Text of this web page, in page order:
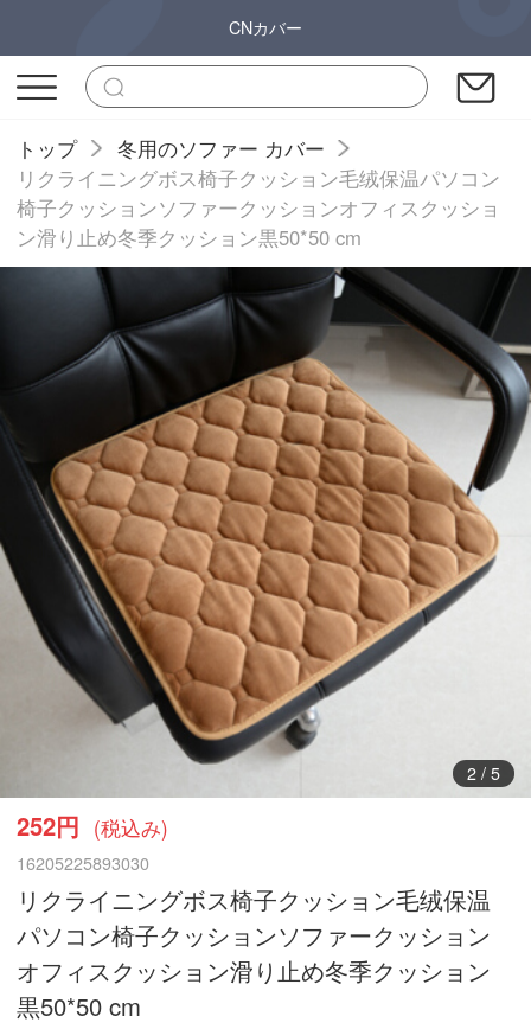
CNカバー
トップ
冬用のソファー カバー
リクライニングボス椅子クッション毛绒保温パソコン
椅子クッションソファークッションオフィスクッショ
ン滑り止め冬季クッション黒50*50 cm
3/ 5
252円 (税込み)
16205225893030
リクライニングボス椅子クッション毛绒保温
パソコン椅子クッションソファークッション
オフィスクッション滑り止め冬季クッション
黒50*50 cm